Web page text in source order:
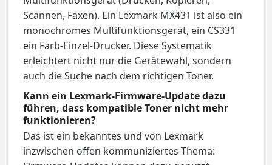
Scannen, Faxen). Ein Lexmark MX431 ist also ein
monochromes Multifunktionsgerät, ein CS331
ein Farb-Einzel-Drucker. Diese Systematik
erleichtert nicht nur die Gerätewahl, sondern
auch die Suche nach dem richtigen Toner.
Kann ein Lexmark-Firmware-Update dazu
führen, dass kompatible Toner nicht mehr
funktionieren?
Das ist ein bekanntes und von Lexmark
inzwischen offen kommuniziertes Thema: